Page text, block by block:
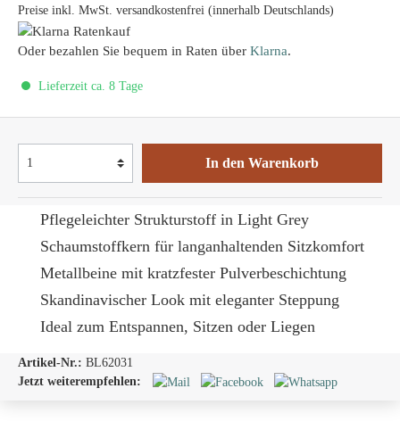
Pflegeleichter Strukturstoff in Light Grey
Schaumstoffkern für langanhaltenden Sitzkomfort
Metallbeine mit kratzfester Pulverbeschichtung
Skandinavischer Look mit eleganter Steppung
Ideal zum Entspannen, Sitzen oder Liegen
Preise inkl. MwSt. versandkostenfrei (innerhalb Deutschlands)
Oder bezahlen Sie bequem in Raten über Klarna.
Lieferzeit ca. 8 Tage
In den Warenkorb
Artikel-Nr.: BL62031
Jetzt weiterempfehlen: